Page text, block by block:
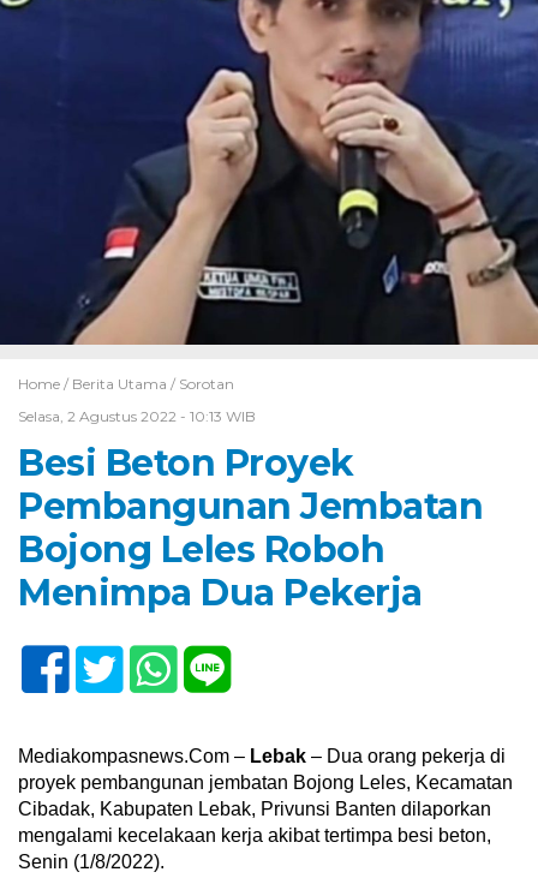
Home / Berita Utama / Sorotan
Selasa, 2 Agustus 2022 - 10:13 WIB
Besi Beton Proyek
Pembangunan Jembatan
Bojong Leles Roboh
Menimpa Dua Pekerja
Mediakompasnews.Com – Lebak – Dua orang pekerja di
proyek pembangunan jembatan Bojong Leles, Kecamatan
Cibadak, Kabupaten Lebak, Privunsi Banten dilaporkan
mengalami kecelakaan kerja akibat tertimpa besi beton,
Senin (1/8/2022).